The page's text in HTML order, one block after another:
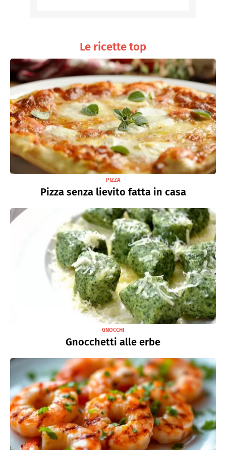
Le ricette top
PIZZA
Pizza senza lievito fatta in casa
GNOCCHI
Gnocchetti alle erbe